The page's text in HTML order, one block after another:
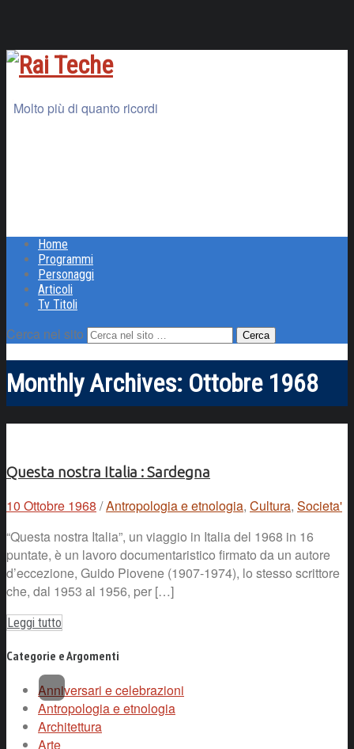
Molto più di quanto ricordi
Home
Programmi
Personaggi
Articoli
Tv Titoli
Cerca nel sito
Monthly Archives: Ottobre 1968
Questa nostra Italia : Sardegna
10 Ottobre 1968 /Antropologia e etnologia, Cultura, Societa'
“Questa nostra Italia”, un viaggio in Italia del 1968 in 16
puntate, è un lavoro documentaristico firmato da un autore
d’eccezione, Guido Piovene (1907-1974), lo stesso scrittore
che, dal 1953 al 1956, per […]
Leggi tutto
Categorie e Argomenti
Anniversari e celebrazioni
Antropologia e etnologia
Architettura
Arte